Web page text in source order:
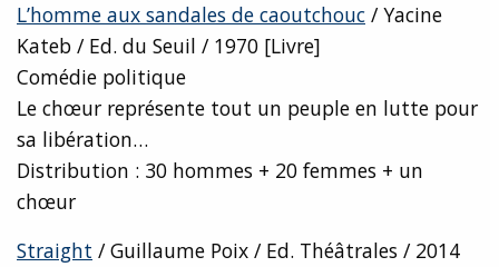
L’homme aux sandales de caoutchouc / Yacine
Kateb / Ed. du Seuil / 1970 [Livre]
Comédie politique
Le chœur représente tout un peuple en lutte pour
sa libération…
Distribution : 30 hommes + 20 femmes + un
chœur
Straight / Guillaume Poix / Ed. Théâtrales / 2014